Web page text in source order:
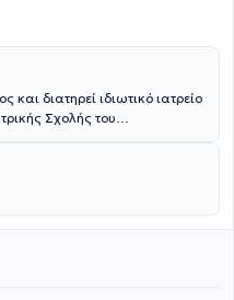
και διατηρεί ιδιωτικό ιατρείο
Σχολής του
Γενικό
του Λονδίνου και στο
Η ιατρός συμμετέχει σε
εξωτερικό και είναι μέλος